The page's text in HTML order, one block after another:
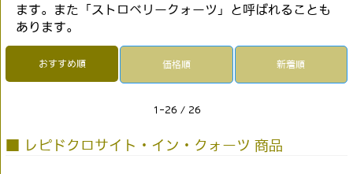
ます。また「ストロベリークォーツ」と呼ばれることも
あります。
おすすめ順 価格順 新着順
1-26 / 26
■ レピドクロサイト・イン・クォーツ 商品